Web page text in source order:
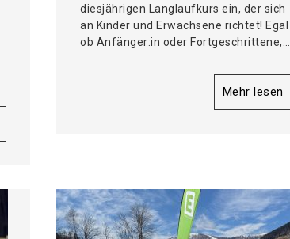
diesjährigen Langlaufkurs ein, der sich
an Kinder und Erwachsene richtet! Egal
ob Anfänger:in oder Fortgeschrittene,…
Mehr lesen